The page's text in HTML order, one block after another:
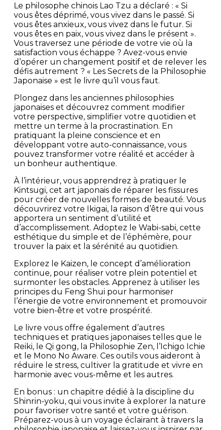
Le philosophe chinois Lao Tzu a déclaré : « Si
vous êtes déprimé, vous vivez dans le passé. Si
vous êtes anxieux, vous vivez dans le futur. Si
vous êtes en paix, vous vivez dans le présent ».
Vous traversez une période de votre vie où la
satisfaction vous échappe ? Avez-vous envie
d’opérer un changement positif et de relever les
défis autrement ? « Les Secrets de la Philosophie
Japonaise » est le livre qu’il vous faut.
Plongez dans les anciennes philosophies
japonaises et découvrez comment modifier
votre perspective, simplifier votre quotidien et
mettre un terme à la procrastination. En
pratiquant la pleine conscience et en
développant votre auto-connaissance, vous
pouvez transformer votre réalité et accéder à
un bonheur authentique.
À l’intérieur, vous apprendrez à pratiquer le
Kintsugi, cet art japonais de réparer les fissures
pour créer de nouvelles formes de beauté. Vous
découvrirez votre Ikigai, la raison d’être qui vous
apportera un sentiment d’utilité et
d’accomplissement. Adoptez le Wabi-sabi, cette
esthétique du simple et de l’éphémère, pour
trouver la paix et la sérénité au quotidien.
Explorez le Kaizen, le concept d’amélioration
continue, pour réaliser votre plein potentiel et
surmonter les obstacles. Apprenez à utiliser les
principes du Feng Shui pour harmoniser
l’énergie de votre environnement et promouvoir
votre bien-être et votre prospérité.
Le livre vous offre également d’autres
techniques et pratiques japonaises telles que le
Reiki, le Qi gong, la Philosophie Zen, l’Ichigo Ichie
et le Mono No Aware. Ces outils vous aideront à
réduire le stress, cultiver la gratitude et vivre en
harmonie avec vous-même et les autres.
En bonus : un chapitre dédié à la discipline du
Shinrin-yoku, qui vous invite à explorer la nature
pour favoriser votre santé et votre guérison.
Préparez-vous à un voyage éclairant à travers la